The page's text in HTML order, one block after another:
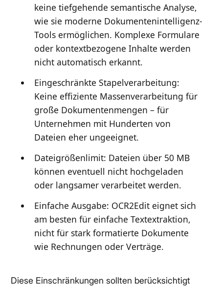
keine tiefgehende semantische Analyse,
wie sie moderne Dokumentenintelligenz-
Tools ermöglichen. Komplexe Formulare
oder kontextbezogene Inhalte werden
nicht automatisch erkannt.
Eingeschränkte Stapelverarbeitung:
Keine effiziente Massenverarbeitung für
große Dokumentenmengen – für
Unternehmen mit Hunderten von
Dateien eher ungeeignet.
Dateigrößenlimit: Dateien über 50 MB
können eventuell nicht hochgeladen
oder langsamer verarbeitet werden.
Einfache Ausgabe: OCR2Edit eignet sich
am besten für einfache Textextraktion,
nicht für stark formatierte Dokumente
wie Rechnungen oder Verträge.
Diese Einschränkungen sollten berücksichtigt